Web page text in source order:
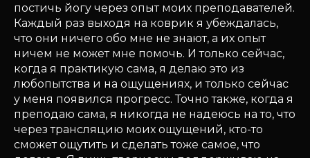
постичь йогу через опыт моих преподавателей.
Каждый раз выходя на коврик я убеждалась,
что они ничего обо мне не знают, а их опыт
ничем не может мне помочь. И только сейчас,
когда я практикую сама, я делаю это из
любопытства и на ощущениях, и только сейчас
у меня появился прогресс. Точно также, когда я
преподаю сама, я никогда не надеюсь на то, что
через трансляцию моих ощущений, кто-то
сможет ощутить и сделать тоже самое, что